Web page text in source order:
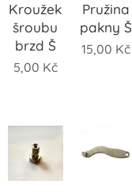
Kroužek
šroubu
brzd Š
5,00 Kč
Pružina
pakny Š
15,00 Kč